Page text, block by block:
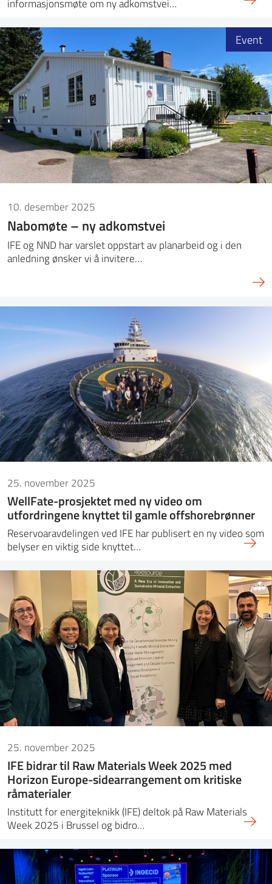
informasjonsmøte om ny adkomstvei…
10. desember 2025
Nabomøte – ny adkomstvei
IFE og NND har varslet oppstart av planarbeid og i den
anledning ønsker vi å invitere…
Event
25. november 2025
WellFate-prosjektet med ny video om
utfordringene knyttet til gamle offshorebrønner
Reservoaravdelingen ved IFE har publisert en ny video som
belyser en viktig side knyttet…
25. november 2025
IFE bidrar til Raw Materials Week 2025 med
Horizon Europe-sidearrangement om kritiske
råmaterialer
Institutt for energiteknikk (IFE) deltok på Raw Materials
Week 2025 i Brussel og bidro…